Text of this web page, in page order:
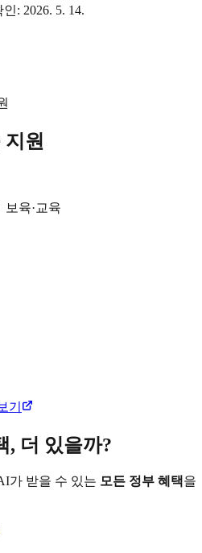
인: 2026. 5. 14.
원
보육·교육
기
, 더 있을까?
가 받을 수 있는 모든 정부 혜택을